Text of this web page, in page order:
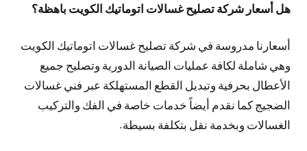
هل أسعار شركة تصليح غسالات اتوماتيك الكويت باهظة؟
أسعارنا مدروسة في شركة تصليح غسالات اتوماتيك الكويت
وهي شاملة لكافة عمليات الصيانة الدورية وتصليح جميع
الأعطال بحرفية وتبديل القطع المستهلكة عبر فني غسالات
الضجيج كما نقدم أيضاً خدمات خاصة في الفك والتركيب
الغسالات وبخدمة نقل بتكلفة بسيطة.